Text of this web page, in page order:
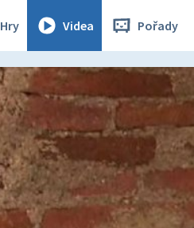
Hry Videa Pořady